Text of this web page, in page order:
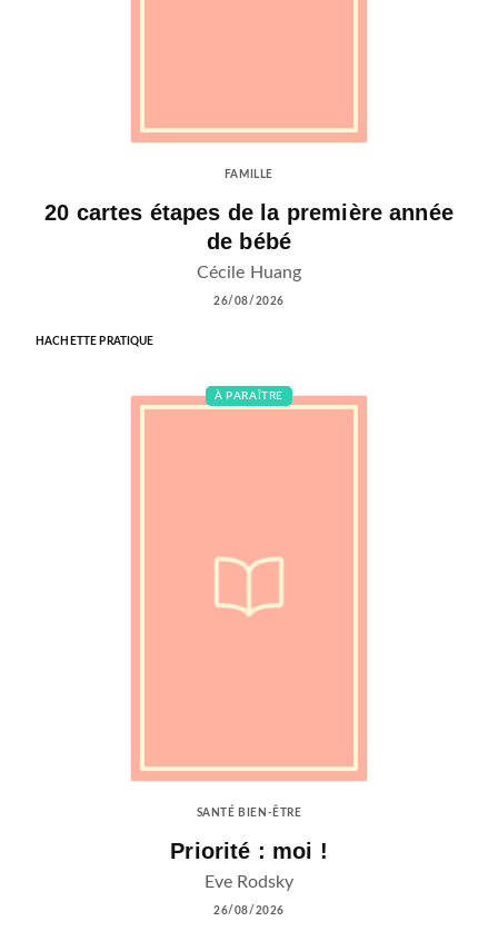
FAMILLE
20 cartes étapes de la première année
de bébé
Cécile Huang
26/08/2026
HACHETTE PRATIQUE
À PARAÎTRE
SANTÉ BIEN-ÊTRE
Priorité : moi !
Eve Rodsky
26/08/2026